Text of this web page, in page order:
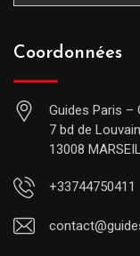
Coordonnées
Guides Paris –
7 bd de Louvain
13008
+33744750411